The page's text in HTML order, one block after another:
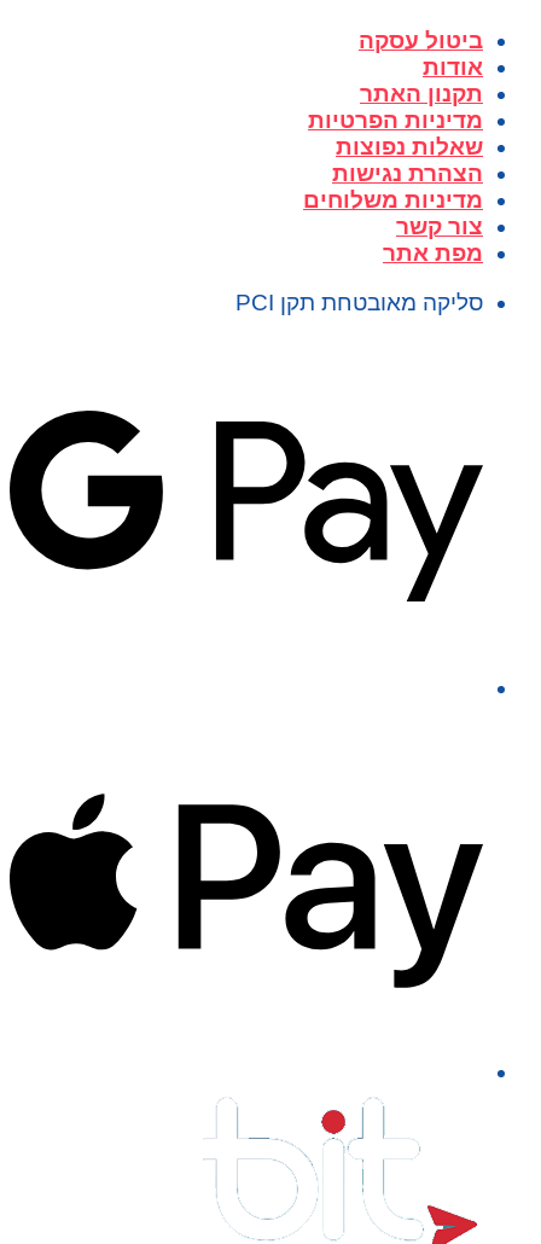
ביטול עסקה
אודות
תקנון האתר
מדיניות הפרטיות
שאלות נפוצות
הצהרת נגישות
מדיניות משלוחים
צור קשר
מפת אתר
סליקה מאובטחת תקן PCI